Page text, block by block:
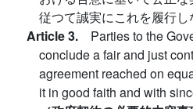
従つて誠実にこれを履行し
Article 3. Parties to the
conclude a fair and just
agreement reached on
it in good faith and with